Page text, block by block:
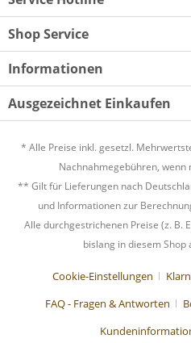
Shop Service
Informationen
Ausgezeichnet Einkaufen
* Alle Preise inkl. gesetzl.
Nachnahmegebühren,
** Gilt für Lieferungen nach
und Informationen zur
Alle durchgestrichenen Preise (z. B.
bislang in diesem Shop
Cookie-Einstellungen
FAQ - Fragen & Antworten